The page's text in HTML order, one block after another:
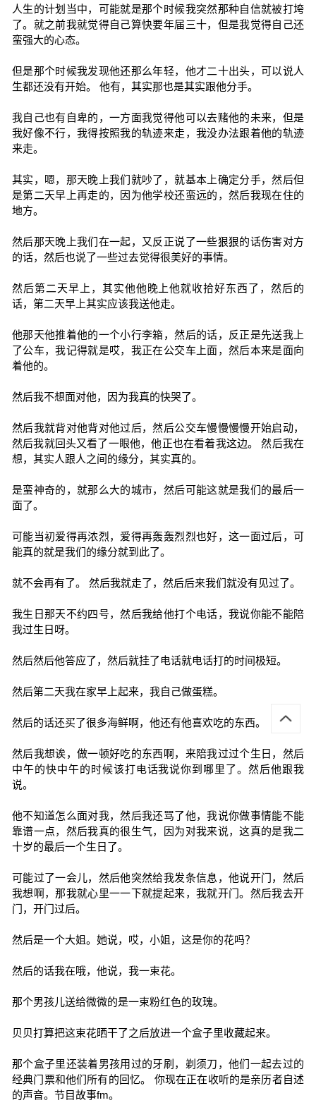
人生的计划当中，可能就是那个时候我突然那种自信就被打垮
了。就之前我就觉得自己算快要年届三十，但是我觉得自己还
蛮强大的心态。
但是那个时候我发现他还那么年轻，他才二十出头，可以说人
生都还没有开始。 他有，其实那也是其实跟他分手。
我自己也有自卑的，一方面我觉得他可以去赌他的未来，但是
我好像不行，我得按照我的轨迹来走，我没办法跟着他的轨迹
来走。
其实，嗯，那天晚上我们就吵了，就基本上确定分手，然后但
是第二天早上再走的，因为他学校还蛮远的，然后我现在住的
地方。
然后那天晚上我们在一起，又反正说了一些狠狠的话伤害对方
的话，然后也说了一些过去觉得很美好的事情。
然后第二天早上，其实他他晚上他就收拾好东西了，然后的
话，第二天早上其实应该我送他走。
他那天他推着他的一个小行李箱，然后的话，反正是先送我上
了公车，我记得就是哎，我正在公交车上面，然后本来是面向
着他的。
然后我不想面对他，因为我真的快哭了。
然后我就背对他背对他过后，然后公交车慢慢慢慢开始启动，
然后我就回头又看了一眼他，他正也在看着我这边。 然后我在
想，其实人跟人之间的缘分，其实真的。
是蛮神奇的，就那么大的城市，然后可能这就是我们的最后一
面了。
可能当初爱得再浓烈，爱得再轰轰烈烈也好，这一面过后，可
能真的就是我们的缘分就到此了。
就不会再有了。 然后我就走了，然后后来我们就没有见过了。
我生日那天不约四号，然后我给他打个电话，我说你能不能陪
我过生日呀。
然后然后他答应了，然后就挂了电话就电话打的时间极短。
然后第二天我在家早上起来，我自己做蛋糕。
然后的话还买了很多海鲜啊，他还有他喜欢吃的东西。
然后我想诶，做一顿好吃的东西啊，来陪我过过个生日，然后
中午的快中午的时候该打电话我说你到哪里了。然后他跟我
说。
他不知道怎么面对我，然后我还骂了他，我说你做事情能不能
靠谱一点，然后我真的很生气，因为对我来说，这真的是我二
十岁的最后一个生日了。
可能过了一会儿，然后他突然给我发条信息，他说开门，然后
我想啊，那我就心里一一下就提起来，我就开门。然后我去开
门，开门过后。
然后是一个大姐。她说，哎，小姐，这是你的花吗？
然后的话我在哦，他说，我一束花。
那个男孩儿送给微微的是一束粉红色的玫瑰。
贝贝打算把这束花晒干了之后放进一个盒子里收藏起来。
那个盒子里还装着男孩用过的牙刷，剃须刀，他们一起去过的
经典门票和他们所有的回忆。 你现在正在收听的是亲历者自述
的声音。节目故事fm。